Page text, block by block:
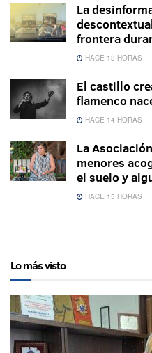
La
frontera
HACE 13 HORAS
El castillo
flamenco
HACE 14 HORAS
La
menores
el suelo y
HACE 15 HORAS
Lo más visto